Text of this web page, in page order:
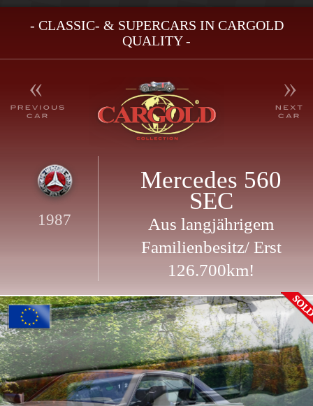
- CLASSIC- & SUPERCARS IN CARGOLD
QUALITY -
1987
Mercedes 560
SEC
Aus langjährigem
Familienbesitz/ Erst
126.700km!